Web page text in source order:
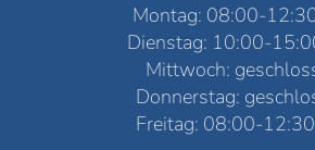
Montag: 08:00-
Dienstag: 10:00-
Mittwoch:
Donnerstag:
Freitag: 08:00-